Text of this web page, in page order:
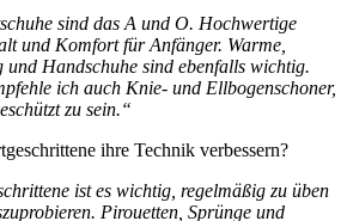
sind das A und O. Hochwertige
und Komfort für Anfänger. Warme,
Handschuhe sind ebenfalls wichtig.
ich auch Knie- und Ellbogenschoner,
zu sein.“
ihre Technik verbessern?
ist es wichtig, regelmäßig zu üben
Pirouetten, Sprünge und